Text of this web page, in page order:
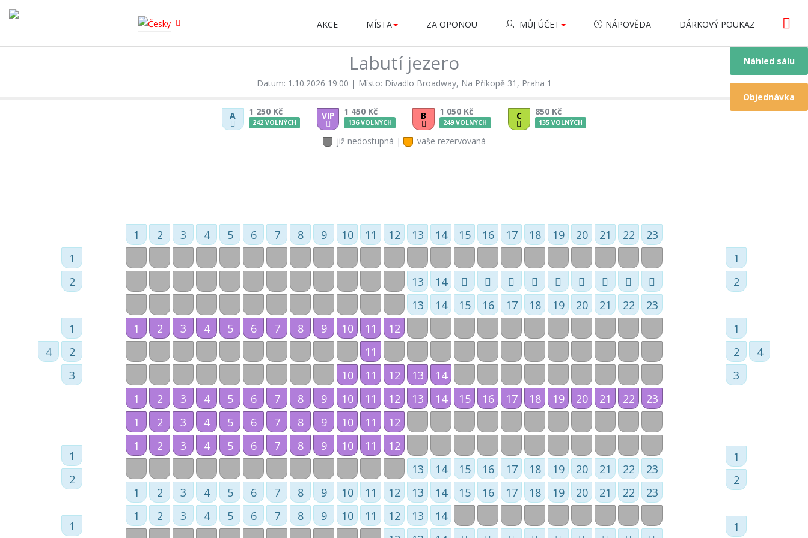
AKCE MÍSTA ZA OPONOU MŮJ ÚČET NÁPOVĚDA DÁRKOVÝ POUKAZ
Objednávka
Labutí jezero
Datum: 1.10.2026 19:00 | Místo: Divadlo Broadway, Na Příkopě 31, Praha 1
Náhled sálu
A 1 250 Kč
242 VOLNÝCH
VIP 1 450 Kč
136 VOLNÝCH
B 1 050 Kč
249 VOLNÝCH
C 850 Kč
135 VOLNÝCH
již nedostupná | vaše rezervovaná
2
1 3 4 5 6 7 8 9 10 11 12 13 14 15 16 17 18 19 20 21 22 23
13
14
13
14 15 16 17 18 19 20 21 22 23
13 14 15 16 17 18 19 20 21 22
23
1
2 3 4 5 6 7 8 9 10 11 12 13 14 15 16 17 18 19 20 21 22
23
1
2 3 4 5 6 7 8 9 10 11 12 13
14
1 2 3 4 5 6 7 8 9 10 11
12
11
10
11 12 13
14
1
2 3 4 5 6 7 8 9 10 11 12 13 14 15 16 17 18 19 20 21 22
23
1
2 3 4 5 6 7 8 9 10 11
12
1
2 3 4 5 6 7 8 9 10 11 12
1
2
1
2
3
4
1
2
1
1
2
1
2
3
4
1
2
1